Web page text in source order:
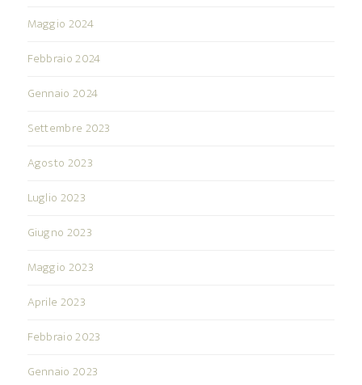
Maggio 2024
Febbraio 2024
Gennaio 2024
Settembre 2023
Agosto 2023
Luglio 2023
Giugno 2023
Maggio 2023
Aprile 2023
Febbraio 2023
Gennaio 2023